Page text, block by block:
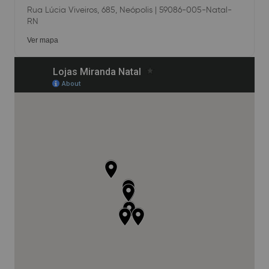
Rua Lúcia Viveiros, 685, Neópolis | 59086-005-Natal-
RN
Ver mapa